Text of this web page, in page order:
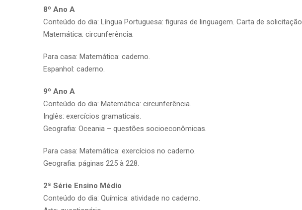
8º Ano A
Conteúdo do dia: Língua Portuguesa: figuras de linguagem. Carta de solicitação.
Matemática: circunferência.
Para casa: Matemática: caderno.
Espanhol: caderno.
9º Ano A
Conteúdo do dia: Matemática: circunferência.
Inglês: exercícios gramaticais.
Geografia: Oceania – questões socioeconômicas.
Para casa: Matemática: exercícios no caderno.
Geografia: páginas 225 à 228.
2ª Série Ensino Médio
Conteúdo do dia: Química: atividade no caderno.